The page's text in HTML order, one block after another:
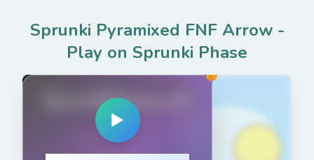
Sprunki Pyramixed FNF Arrow-
Play on Sprunki Phase
SprunkiPhases.net
▶